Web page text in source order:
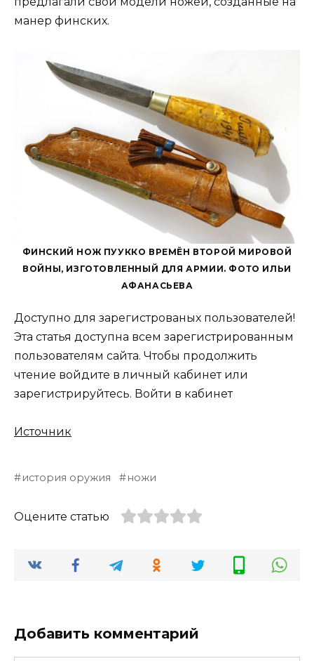
манер финских.
ФИНСКИЙ НОЖ ПУУККО ВРЕМЁН ВТОРОЙ МИРОВОЙ
ВОЙНЫ, ИЗГОТОВЛЕННЫЙ ДЛЯ АРМИИ. ФОТО ИЛЬИ
АФАНАСЬЕВА
Доступно для зарегистрованых пользователей!
Эта статья доступна всем зарегистрированным
пользователям сайта. Чтобы продолжить
чтение войдите в личный кабинет или
зарегистрируйтесь. Войти в кабинет
Источник
история оружия ножи
Оцените статью
Добавить комментарий